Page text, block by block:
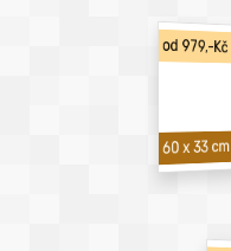
od 979,-Kč
60 x 33 cm